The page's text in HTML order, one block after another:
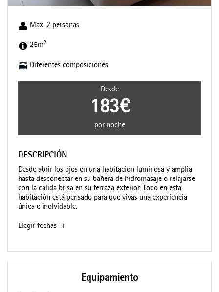
Max. 2 personas
25m2
Diferentes composiciones
Desde
183€
por noche
DESCRIPCIÓN
Desde abrir los ojos en una habitación luminosa y amplia
hasta desconectar en su bañera de hidromasaje o relajarse
con la cálida brisa en su terraza exterior. Todo en esta
habitación está pensado para que vivas una experiencia
única e inolvidable.
Elegir fechas
Equipamiento